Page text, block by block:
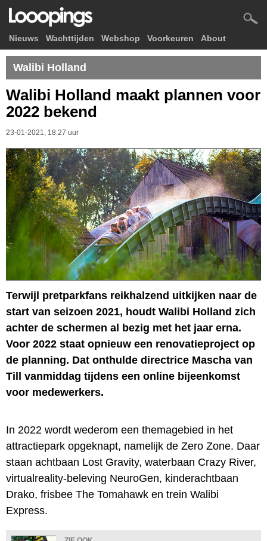
Nieuws Wachttijden Webshop Voorkeuren About
Walibi Holland
Walibi Holland maakt plannen voor
2022 bekend
23-01-2021, 18.27 uur
Terwijl pretparkfans reikhalzend uitkijken naar de
start van seizoen 2021, houdt Walibi Holland zich
achter de schermen al bezig met het jaar erna.
Voor 2022 staat opnieuw een renovatieproject op
de planning. Dat onthulde directrice Mascha van
Till vanmiddag tijdens een online bijeenkomst
voor medewerkers.
In 2022 wordt wederom een themagebied in het
attractiepark opgeknapt, namelijk de Zero Zone. Daar
staan achtbaan Lost Gravity, waterbaan Crazy River,
virtualreality-beleving NeuroGen, kinderachtbaan
Drako, frisbee The Tomahawk en trein Walibi
Express.